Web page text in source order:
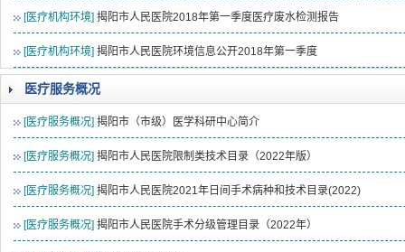
[医疗机构环境] 揭阳市人民医院2018年第一季度医疗废水检测报告
[医疗机构环境] 揭阳市人民医院环境信息公开2018年第一季度
医疗服务概况
[医疗服务概况] 揭阳市（市级）医学科研中心简介
[医疗服务概况] 揭阳市人民医院限制类技术目录（2022年版）
[医疗服务概况] 揭阳市人民医院2021年日间手术病种和技术目录(2022)
[医疗服务概况] 揭阳市人民医院手术分级管理目录（2022年）